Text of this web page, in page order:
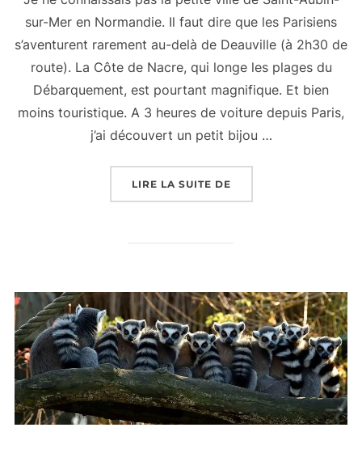
sur-Mer en Normandie. Il faut dire que les Parisiens
s’aventurent rarement au-delà de Deauville (à 2h30 de
route). La Côte de Nacre, qui longe les plages du
Débarquement, est pourtant magnifique. Et bien
moins touristique. A 3 heures de voiture depuis Paris,
j’ai découvert un petit bijou …
LIRE LA SUITE DE« L’HÔTEL SAINT-